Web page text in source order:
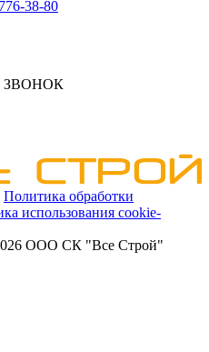
38-80
ЗВОНОК
Политика обработки
использования cookie-
ООО СК "Все Строй"